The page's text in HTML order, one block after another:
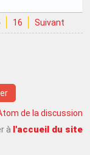
16 Suivant
de la discussion
à l'accueil du site